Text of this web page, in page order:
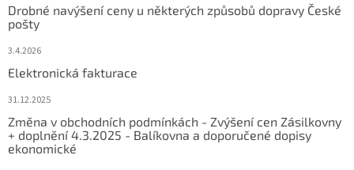
Drobné navýšení ceny u některých způsobů dopravy České
pošty
3.4.2026
Elektronická fakturace
31.12.2025
Změna v obchodních podmínkách - Zvýšení cen Zásilkovny
+ doplnění 4.3.2025 - Balíkovna a doporučené dopisy
ekonomické